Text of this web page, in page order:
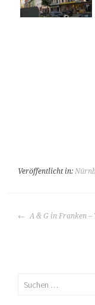
Veröffentlicht in:
BEITRAGS-
A & G in Franken –
Suchen